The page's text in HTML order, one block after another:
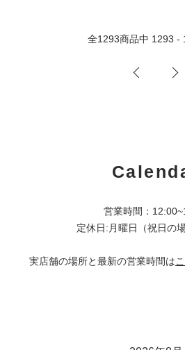
全1293商品中 1293 -
営業時間：
定休日:月曜日（祝日の
実店舗の場所と最新の営業時間は